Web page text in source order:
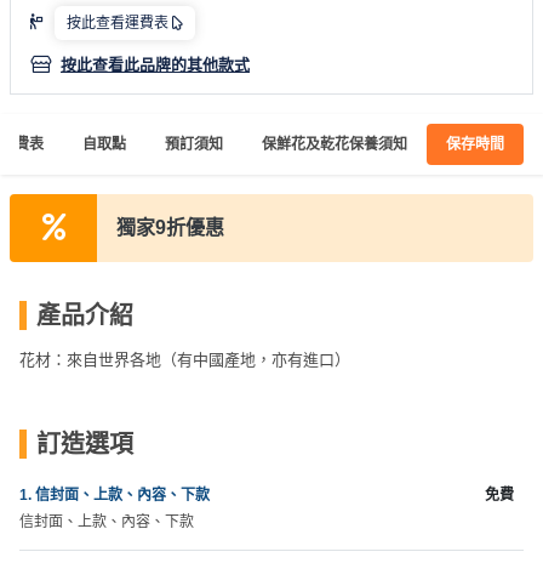
a
r
t
R
m
會
特
色
蛋
糕
動
類
型
P
a
r
y
朋
聚
會
慶
動
略
動
略
員
劃
會
社
按此查看運費表
按此查看此品牌的其他款式
運費表 自取點 預訂須知 保鮮花及乾花保養須知 保存時間
獨家9折優惠
產品介紹
花材：來自世界各地（有中國產地，亦有進口）
訂造選項
1. 信封面、上款、內容、下款
信封面、上款、內容、下款
免費